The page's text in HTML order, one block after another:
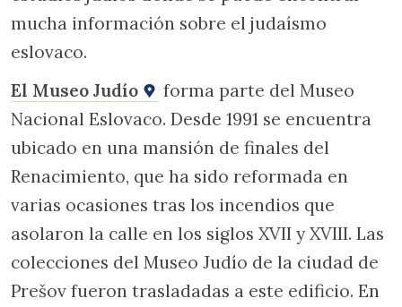
mucha información sobre el judaísmo
eslovaco.
El Museo Judío
forma parte del Museo
Nacional Eslovaco. Desde 1991 se encuentra
ubicado en una mansión de finales del
Renacimiento, que ha sido reformada en
varias ocasiones tras los incendios que
asolaron la calle en los siglos XVII y XVIII. Las
colecciones del Museo Judío de la ciudad de
Prešov fueron trasladadas a este edificio. En